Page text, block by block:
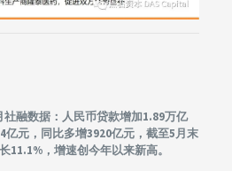
融数据：人民币贷款增加1.89万亿
亿元，同比多增3920亿元，截至5月末
11.1%，增速创今年以来新高。